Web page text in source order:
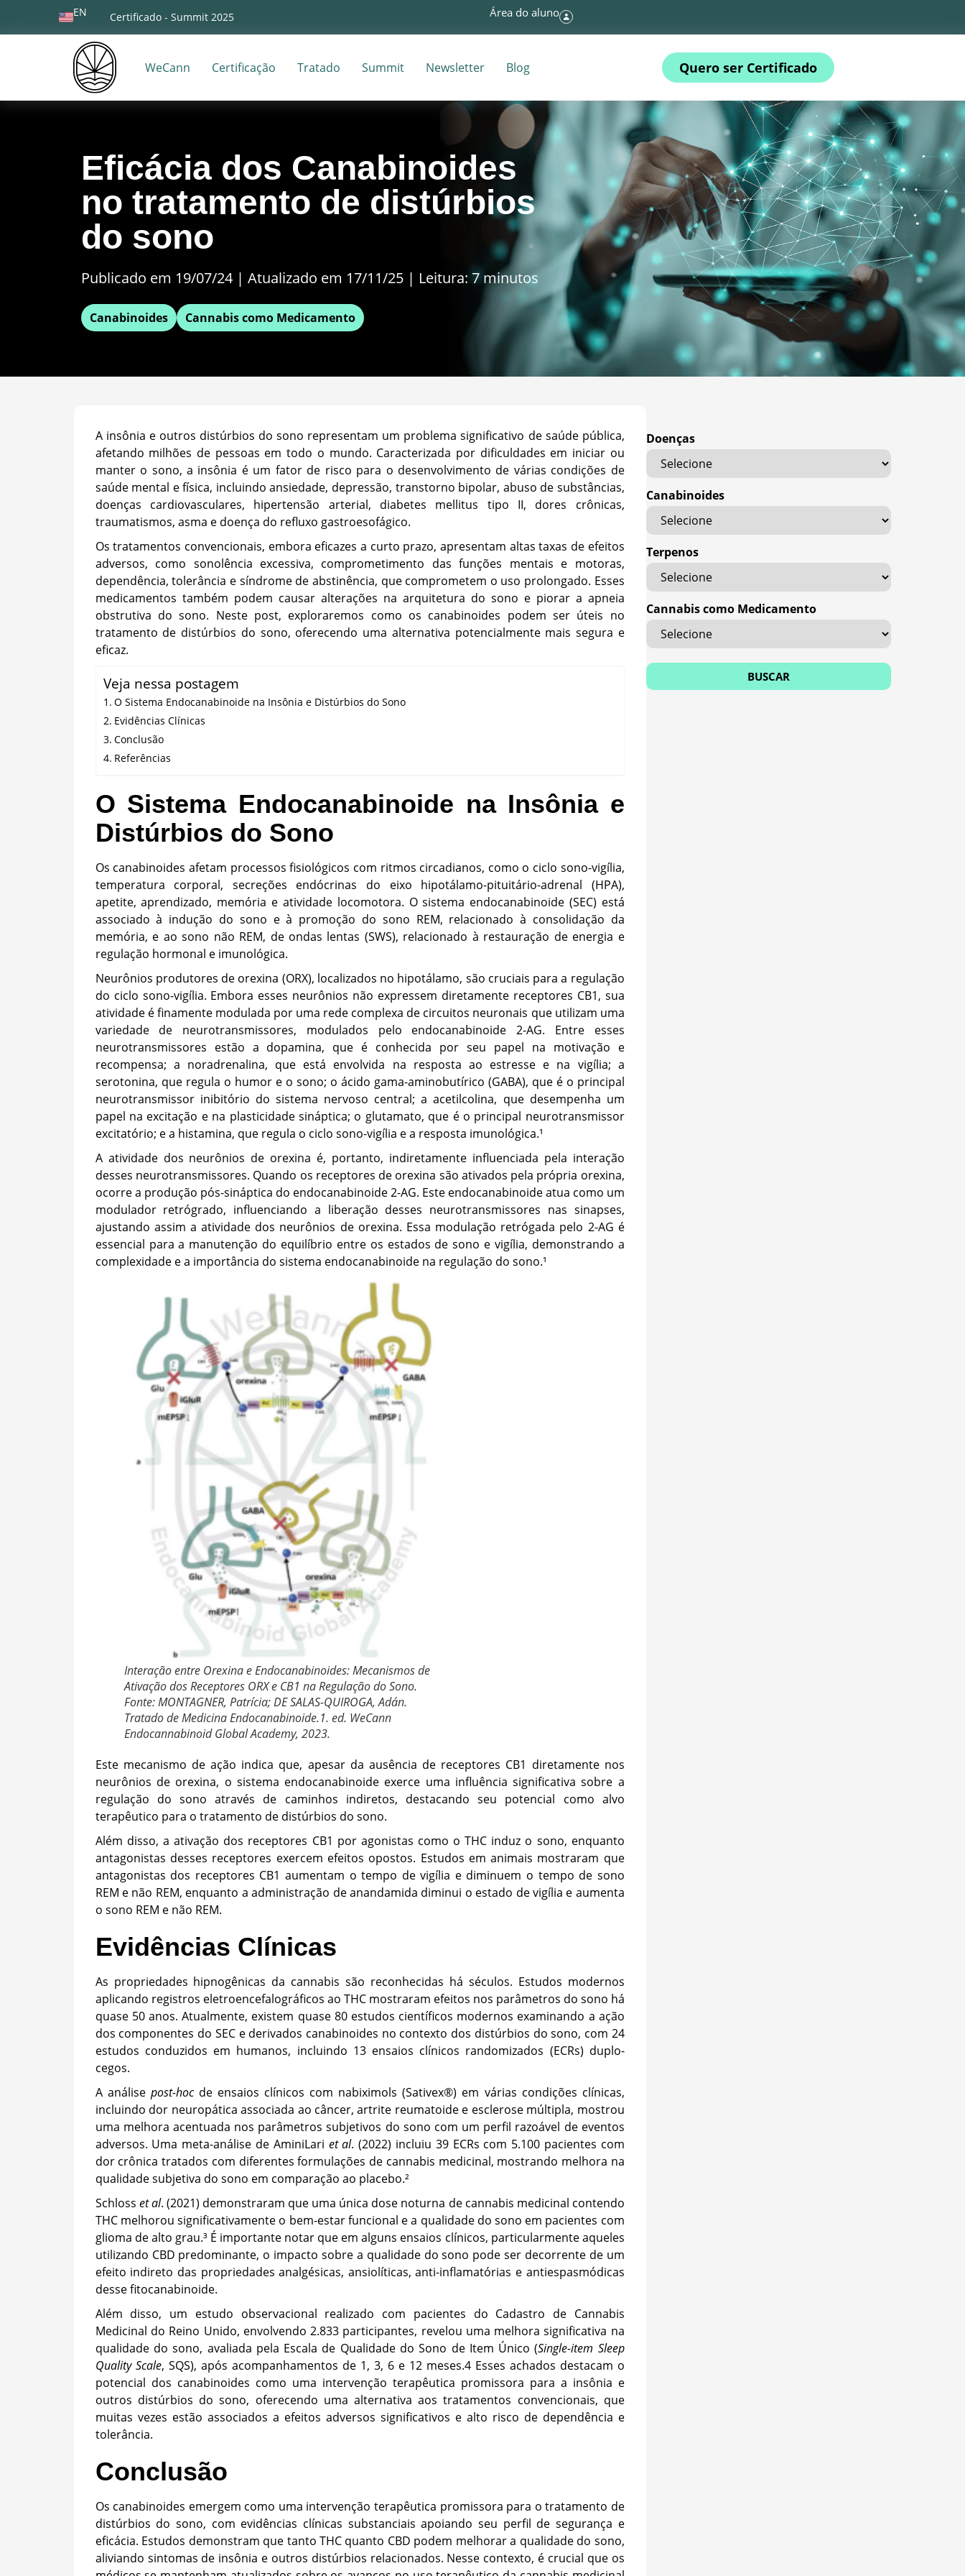
EN Certificado - Summit 2025 Área do aluno
WeCann Certificação Tratado Summit Newsletter Blog Quero ser Certificado
Eficácia dos Canabinoides
no tratamento de distúrbios
do sono
Publicado em 19/07/24 | Atualizado em 17/11/25 | Leitura: 7 minutos
Canabinoides Cannabis como Medicamento
A insônia e outros distúrbios do sono representam um problema significativo de saúde pública,
afetando milhões de pessoas em todo o mundo. Caracterizada por dificuldades em iniciar ou
manter o sono, a insônia é um fator de risco para o desenvolvimento de várias condições de
saúde mental e física, incluindo ansiedade, depressão, transtorno bipolar, abuso de substâncias,
doenças cardiovasculares, hipertensão arterial, diabetes mellitus tipo II, dores crônicas,
traumatismos, asma e doença do refluxo gastroesofágico.
Os tratamentos convencionais, embora eficazes a curto prazo, apresentam altas taxas de efeitos
adversos, como sonolência excessiva, comprometimento das funções mentais e motoras,
dependência, tolerância e síndrome de abstinência, que comprometem o uso prolongado. Esses
medicamentos também podem causar alterações na arquitetura do sono e piorar a apneia
obstrutiva do sono. Neste post, exploraremos como os canabinoides podem ser úteis no
tratamento de distúrbios do sono, oferecendo uma alternativa potencialmente mais segura e
eficaz.
Veja nessa postagem
O Sistema Endocanabinoide na Insônia e Distúrbios do Sono
Evidências Clínicas
Conclusão
Referências
O Sistema Endocanabinoide na Insônia e
Distúrbios do Sono
Os canabinoides afetam processos fisiológicos com ritmos circadianos, como o ciclo sono-vigília,
temperatura corporal, secreções endócrinas do eixo hipotálamo-pituitário-adrenal (HPA),
apetite, aprendizado, memória e atividade locomotora. O sistema endocanabinoide (SEC) está
associado à indução do sono e à promoção do sono REM, relacionado à consolidação da
memória, e ao sono não REM, de ondas lentas (SWS), relacionado à restauração de energia e
regulação hormonal e imunológica.
Neurônios produtores de orexina (ORX), localizados no hipotálamo, são cruciais para a regulação
do ciclo sono-vigília. Embora esses neurônios não expressem diretamente receptores CB1, sua
atividade é finamente modulada por uma rede complexa de circuitos neuronais que utilizam uma
variedade de neurotransmissores, modulados pelo endocanabinoide 2-AG. Entre esses
neurotransmissores estão a dopamina, que é conhecida por seu papel na motivação e
recompensa; a noradrenalina, que está envolvida na resposta ao estresse e na vigília; a
serotonina, que regula o humor e o sono; o ácido gama-aminobutírico (GABA), que é o principal
neurotransmissor inibitório do sistema nervoso central; a acetilcolina, que desempenha um
papel na excitação e na plasticidade sináptica; o glutamato, que é o principal neurotransmissor
excitatório; e a histamina, que regula o ciclo sono-vigília e a resposta imunológica.¹
A atividade dos neurônios de orexina é, portanto, indiretamente influenciada pela interação
desses neurotransmissores. Quando os receptores de orexina são ativados pela própria orexina,
ocorre a produção pós-sináptica do endocanabinoide 2-AG. Este endocanabinoide atua como um
modulador retrógrado, influenciando a liberação desses neurotransmissores nas sinapses,
ajustando assim a atividade dos neurônios de orexina. Essa modulação retrógada pelo 2-AG é
essencial para a manutenção do equilíbrio entre os estados de sono e vigília, demonstrando a
complexidade e a importância do sistema endocanabinoide na regulação do sono.¹
Interação entre Orexina e Endocanabinoides: Mecanismos de
Ativação dos Receptores ORX e CB1 na Regulação do Sono.
Fonte: MONTAGNER, Patrícia; DE SALAS-QUIROGA, Adán.
Tratado de Medicina Endocanabinoide.1. ed. WeCann
Endocannabinoid Global Academy, 2023.
Este mecanismo de ação indica que, apesar da ausência de receptores CB1 diretamente nos
neurônios de orexina, o sistema endocanabinoide exerce uma influência significativa sobre a
regulação do sono através de caminhos indiretos, destacando seu potencial como alvo
terapêutico para o tratamento de distúrbios do sono.
Além disso, a ativação dos receptores CB1 por agonistas como o THC induz o sono, enquanto
antagonistas desses receptores exercem efeitos opostos. Estudos em animais mostraram que
antagonistas dos receptores CB1 aumentam o tempo de vigília e diminuem o tempo de sono
REM e não REM, enquanto a administração de anandamida diminui o estado de vigília e aumenta
o sono REM e não REM.
Evidências Clínicas
As propriedades hipnogênicas da cannabis são reconhecidas há séculos. Estudos modernos
aplicando registros eletroencefalográficos ao THC mostraram efeitos nos parâmetros do sono há
quase 50 anos. Atualmente, existem quase 80 estudos científicos modernos examinando a ação
dos componentes do SEC e derivados canabinoides no contexto dos distúrbios do sono, com 24
estudos conduzidos em humanos, incluindo 13 ensaios clínicos randomizados (ECRs) duplo-
cegos.
A análise post-hoc de ensaios clínicos com nabiximols (Sativex®) em várias condições clínicas,
incluindo dor neuropática associada ao câncer, artrite reumatoide e esclerose múltipla, mostrou
uma melhora acentuada nos parâmetros subjetivos do sono com um perfil razoável de eventos
adversos. Uma meta-análise de AminiLari et al. (2022) incluiu 39 ECRs com 5.100 pacientes com
dor crônica tratados com diferentes formulações de cannabis medicinal, mostrando melhora na
qualidade subjetiva do sono em comparação ao placebo.²
Schloss et al. (2021) demonstraram que uma única dose noturna de cannabis medicinal contendo
THC melhorou significativamente o bem-estar funcional e a qualidade do sono em pacientes com
glioma de alto grau.³ É importante notar que em alguns ensaios clínicos, particularmente aqueles
utilizando CBD predominante, o impacto sobre a qualidade do sono pode ser decorrente de um
efeito indireto das propriedades analgésicas, ansiolíticas, anti-inflamatórias e antiespasmódicas
desse fitocanabinoide.
Além disso, um estudo observacional realizado com pacientes do Cadastro de Cannabis
Medicinal do Reino Unido, envolvendo 2.833 participantes, revelou uma melhora significativa na
qualidade do sono, avaliada pela Escala de Qualidade do Sono de Item Único (Single-item Sleep
Quality Scale, SQS), após acompanhamentos de 1, 3, 6 e 12 meses.4 Esses achados destacam o
potencial dos canabinoides como uma intervenção terapêutica promissora para a insônia e
outros distúrbios do sono, oferecendo uma alternativa aos tratamentos convencionais, que
muitas vezes estão associados a efeitos adversos significativos e alto risco de dependência e
tolerância.
Conclusão
Os canabinoides emergem como uma intervenção terapêutica promissora para o tratamento de
distúrbios do sono, com evidências clínicas substanciais apoiando seu perfil de segurança e
eficácia. Estudos demonstram que tanto THC quanto CBD podem melhorar a qualidade do sono,
aliviando sintomas de insônia e outros distúrbios relacionados. Nesse contexto, é crucial que os
Doenças
Canabinoides
Terpenos
Cannabis como Medicamento